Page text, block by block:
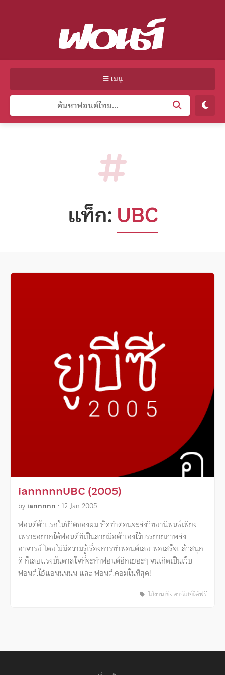
เมนู
แท็ก: UBC
iannnnnUBC (2005)
by iannnnn • 12 Jan 2005
ฟอนต์ตัวแรกในชีวิตของผม หัดทำตอนจะส่งวิทยานิพนธ์เพียง
เพราะอยากได้ฟอนต์ที่เป็นลายมือตัวเองไว้บรรยายภาพส่ง
อาจารย์ โดยไม่มีความรู้เรื่องการทำฟอนต์เลย พอเสร็จแล้วสนุก
ดี ก็เลยแรงบันดาลใจที่จะทำฟอนต์อีกเยอะๆ จนเกิดเป็นเว็บ
ฟอนต์.ไอ้แอนนนนน และ ฟอนต์.คอมในที่สุด!
ใช้งานเชิงพาณิชย์ได้ฟรี